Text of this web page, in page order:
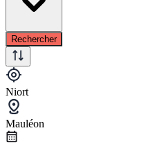
Rechercher
Niort
Mauléon